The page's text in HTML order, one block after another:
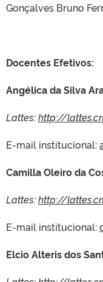
Gonçalves Bruno
Docentes Efetivos:
Angélica da Silva
Lattes:http://
E-mail institucional:
Camilla Oleiro da
Lattes:http://
E-mail institucional:
Elcio Alteris dos